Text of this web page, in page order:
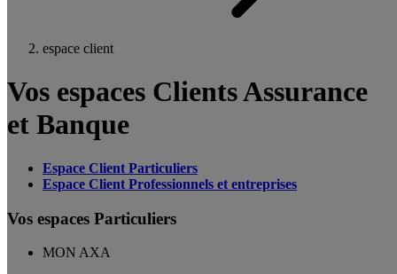
espace client
Vos espaces Clients Assurance
et Banque
Espace Client Particuliers
Espace Client Professionnels et entreprises
Vos espaces Particuliers
MON AXA